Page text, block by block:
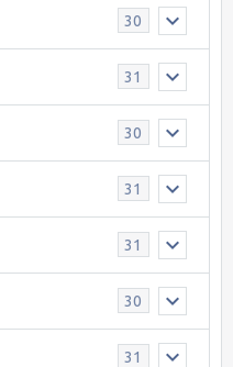
30
31
30
31
31
30
31